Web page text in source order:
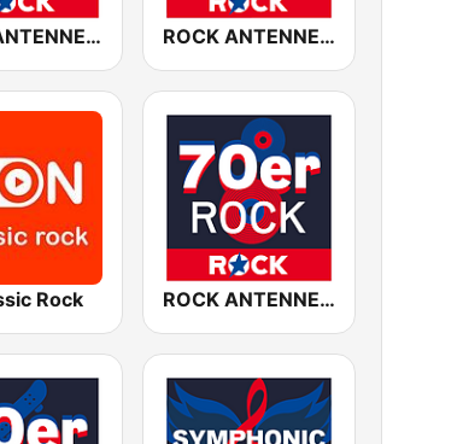
ROCK ANTENNE 80er Rock ROCK ANTENNE Blues Rock
Rock ROCK ANTENNE 70er Rock